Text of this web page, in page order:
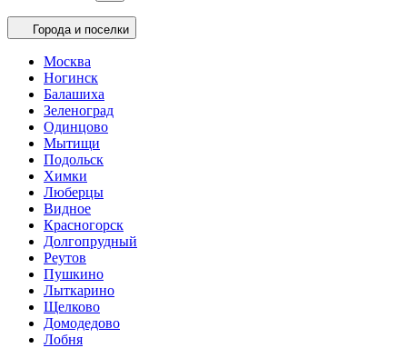
Города и поселки
Москва
Ногинск
Балашиха
Зеленоград
Одинцово
Мытищи
Подольск
Химки
Люберцы
Видное
Красногорск
Долгопрудный
Реутов
Пушкино
Лыткарино
Щелково
Домодедово
Лобня